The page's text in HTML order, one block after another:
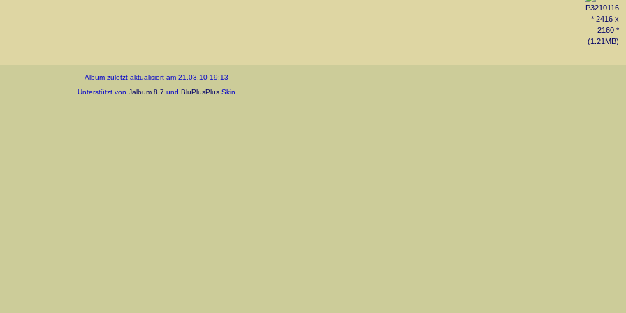
Album zuletzt aktualisiert am 21.03.10 19:13
Unterstützt von Jalbum 8.7 und BluPlusPlus Skin